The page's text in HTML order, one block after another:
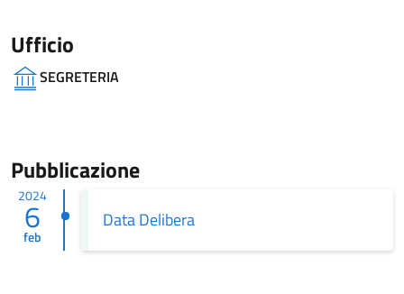
Ufficio
SEGRETERIA
Pubblicazione
2024
6
feb
Data Delibera